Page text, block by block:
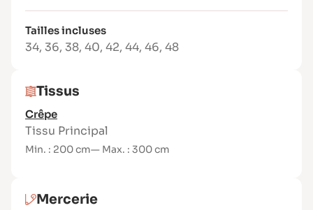
sans manches, dos nu ou fermé
Marges de couture comprises
Patron sans superposition de pièces
Tissus conseillés :
Tissus chaîne & trame souples :
Viscose, crêpe, satin, tencel, twill léger,
jacquard souple…
Débutant avancé
Tailles incluses
34, 36, 38, 40, 42, 44, 46, 48
Tissus
Crêpe
Tissu Principal
Min. : 200 cm— Max. : 300 cm
Mercerie